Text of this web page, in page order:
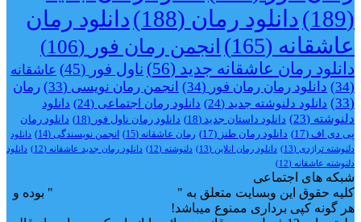
(189)
دانلود رمان (188)
دانلود رمان
عاشقانه (165) انجمن رمان فور (106)
دانلود رمان عاشقانه جدید (56) ناول فور (45)
عاشقانه
(34)
دانلود رمان رمان فور (34) انجمن رمان نویسی (33)
رمان
(33)
دانلود دلنوشته جدید (24) دانلود رمان اجتماعی‌ (24)
دانلود
دلنوشته (23) دانلود داستان جدید (18) دانلود رمان ناول فور (18)
دانلود رمان
پی دی اف (17) دانلود رمان طنز (17) رمان عاشقانه (15) انجمن نویسندگی (14)
دانلود
دلنوشته تراژدی‌ (13) دانلود رمان انلاین (13) دلنوشته (12) دانلود رمان جدید عاشقانه (12)
دانلود
دلنوشته عاشقانه (12)
شبکه های اجتماعی
کلیه حقوق این وبسایت متعلق به "
" بوده و
هر گونه کپی برداری ممنوع میباشد!